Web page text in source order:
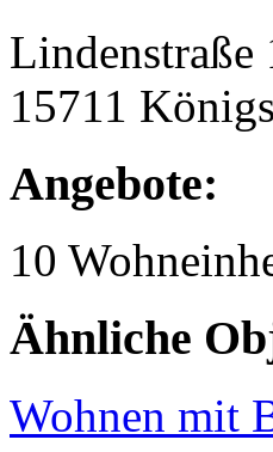
Lindenstraße
15711
Angebote:
10
Ähnliche
Wohnen mit